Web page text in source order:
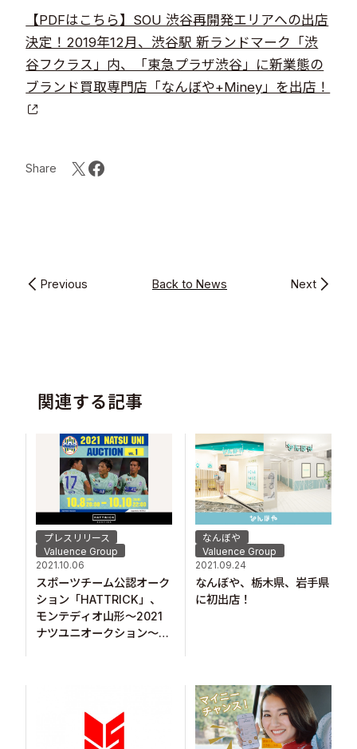
【PDFはこちら】SOU 渋谷再開発エリアへの出店
決定！2019年12月、渋谷駅 新ランドマーク「渋
谷フクラス」内、「東急プラザ渋谷」に新業態の
ブランド買取専門店「なんぼや+Miney」を出店！
Share
Previous Back to News Next
関連する記事
プレスリリース
Valuence Group
2021.10.06
スポーツチーム公認オーク
ション「HATTRICK」、
モンテディオ山形〜2021
ナツユニオークション〜を
なんぼや
Valuence Group
2021.09.24
なんぼや、栃木県、岩手県
に初出店！